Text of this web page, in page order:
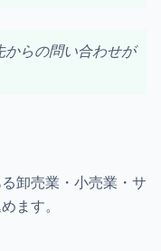
らの問い合わせが
卸売業・小売業・サ
ます。